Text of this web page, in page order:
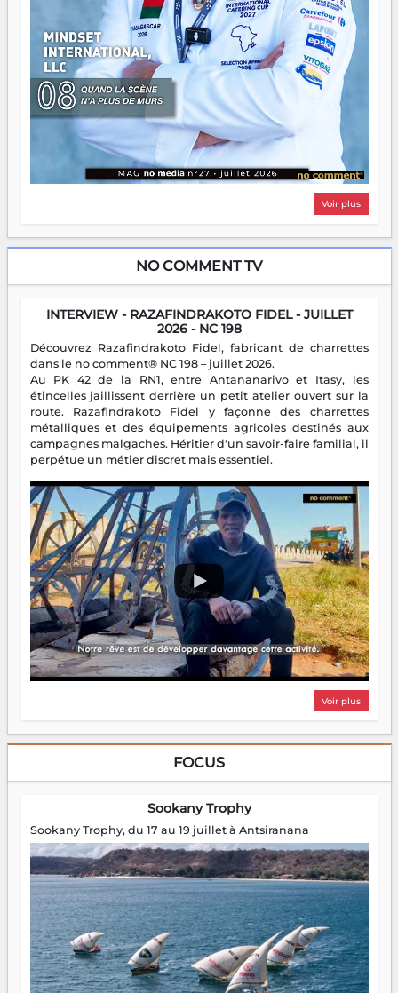
Voir plus
NO COMMENT TV
INTERVIEW - RAZAFINDRAKOTO FIDEL - JUILLET
2026 - NC 198
Découvrez Razafindrakoto Fidel, fabricant de charrettes
dans le no comment® NC 198 – juillet 2026.
Au PK 42 de la RN1, entre Antananarivo et Itasy, les
étincelles jaillissent derrière un petit atelier ouvert sur la
route. Razafindrakoto Fidel y façonne des charrettes
métalliques et des équipements agricoles destinés aux
campagnes malgaches. Héritier d'un savoir-faire familial, il
perpétue un métier discret mais essentiel.
Voir plus
FOCUS
Sookany Trophy
Sookany Trophy, du 17 au 19 juillet à Antsiranana